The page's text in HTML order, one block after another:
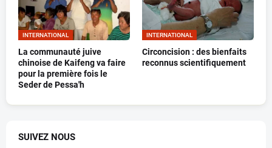
INTERNATIONAL
La communauté juive
chinoise de Kaifeng va faire
pour la première fois le
Seder de Pessa'h
INTERNATIONAL
Circoncision : des bienfaits
reconnus scientifiquement
SUIVEZ NOUS